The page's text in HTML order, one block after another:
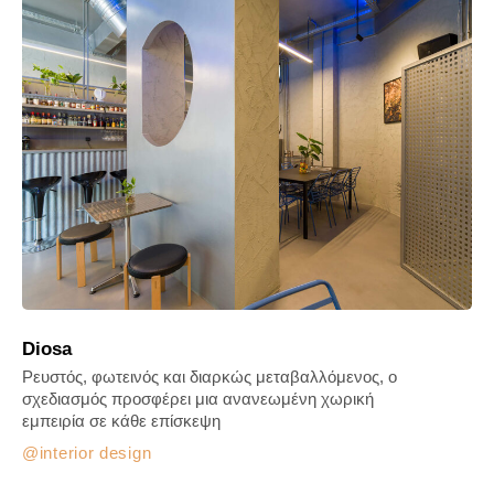
Diosa
interior design
Ρευστός, φωτεινός και διαρκώς μεταβαλλόμενος, ο
σχεδιασμός προσφέρει μια ανανεωμένη χωρική
εμπειρία σε κάθε επίσκεψη